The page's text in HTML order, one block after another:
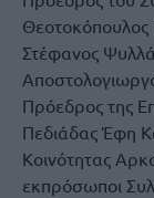
Θεοτοκόπουλος
Στέφανος
Πρόεδρος της
Πεδιάδας Έφη
Κοινότητας
εκπρόσωποι